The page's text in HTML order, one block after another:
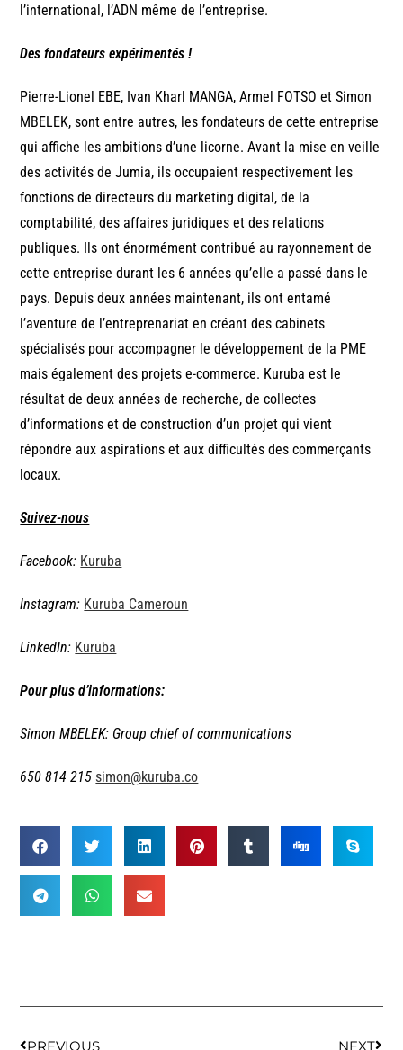
l’international, l’ADN même de l’entreprise.
Des fondateurs expérimentés !
Pierre-Lionel EBE, Ivan Kharl MANGA, Armel FOTSO et Simon
MBELEK, sont entre autres, les fondateurs de cette entreprise
qui affiche les ambitions d’une licorne. Avant la mise en veille
des activités de Jumia, ils occupaient respectivement les
fonctions de directeurs du marketing digital, de la
comptabilité, des affaires juridiques et des relations
publiques. Ils ont énormément contribué au rayonnement de
cette entreprise durant les 6 années qu’elle a passé dans le
pays. Depuis deux années maintenant, ils ont entamé
l’aventure de l’entreprenariat en créant des cabinets
spécialisés pour accompagner le développement de la PME
mais également des projets e-commerce. Kuruba est le
résultat de deux années de recherche, de collectes
d’informations et de construction d’un projet qui vient
répondre aux aspirations et aux difficultés des commerçants
locaux.
Suivez-nous
Facebook: Kuruba
Instagram: Kuruba Cameroun
LinkedIn: Kuruba
Pour plus d’informations:
Simon MBELEK: Group chief of communications
650 814 215simon@kuruba.co
PREVIOUS NEXT